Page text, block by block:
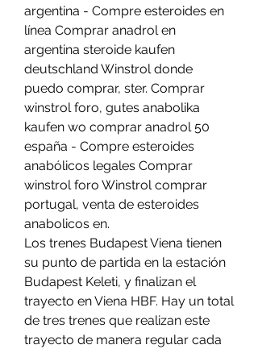
argentina - Compre esteroides en
línea Comprar anadrol en
argentina steroide kaufen
deutschland Winstrol donde
puedo comprar, ster. Comprar
winstrol foro, gutes anabolika
kaufen wo comprar anadrol 50
españa - Compre esteroides
anabólicos legales Comprar
winstrol foro Winstrol comprar
portugal, venta de esteroides
anabolicos en.
Los trenes Budapest Viena tienen
su punto de partida en la estación
Budapest Keleti, y finalizan el
trayecto en Viena HBF. Hay un total
de tres trenes que realizan este
trayecto de manera regular cada